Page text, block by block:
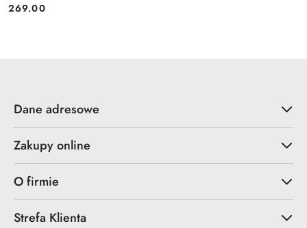
Cena:
269.00
Dane adresowe
Zakupy online
O firmie
Strefa Klienta